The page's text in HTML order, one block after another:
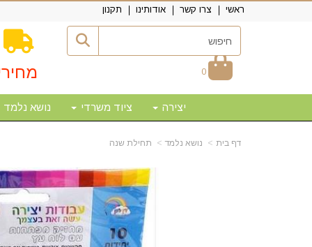
ראשי צרו קשר אודותינו תקנון
0
יצירה ציוד משרדי נושא נלמד
דף בית נושא נלמד תחילת שנה